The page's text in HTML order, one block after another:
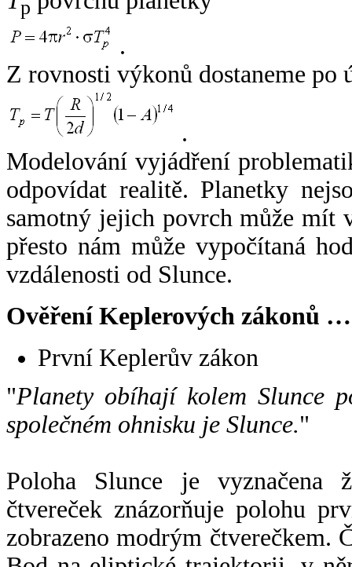
p
.
Z rovnosti výkonů dostaneme po
.
Modelování vyjádření
odpovídat realitě. Planetky
samotný jejich povrch může mít
přesto nám může vypočítaná
vzdálenosti od Slunce.
Ověření Keplerových zákonů …
První Keplerův zákon
"Planety obíhají kolem Slunce
společném ohnisku je Slunce."
Poloha Slunce je vyznačena
čtvereček znázorňuje polohu
zobrazeno modrým čtverečkem.